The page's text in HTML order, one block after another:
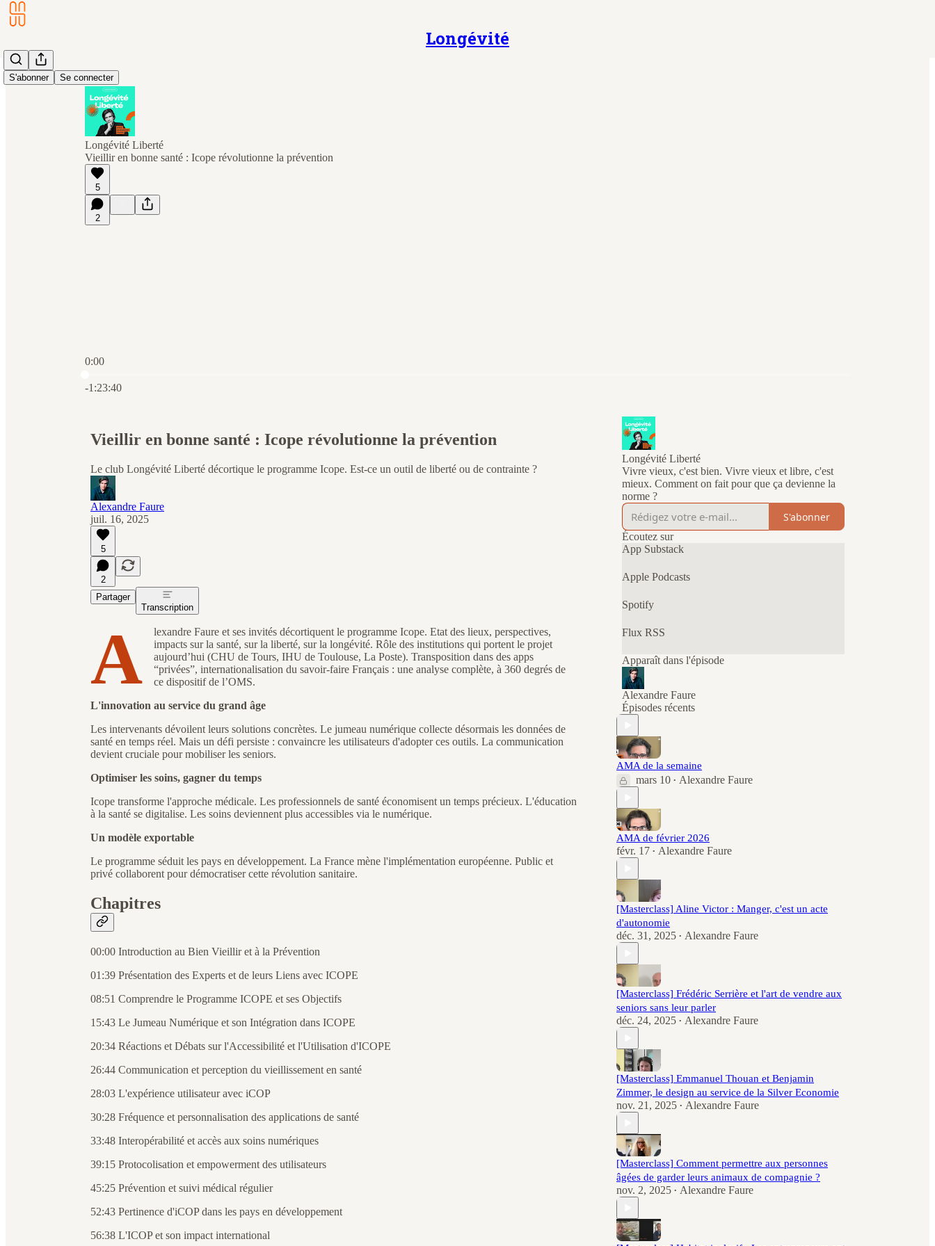
Longévité
S'abonner Se connecter
Longévité Liberté
Vieillir en bonne santé : Icope révolutionne la prévention
5
2
0:00
-1:23:40
Vieillir en bonne santé : Icope révolutionne la prévention
Le club Longévité Liberté décortique le programme Icope. Est-ce un outil de liberté ou de contrainte ?
Alexandre Faure
juil. 16, 2025
5
2
Partager
Transcription
A
lexandre Faure et ses invités décortiquent le programme Icope. Etat des lieux, perspectives,
impacts sur la santé, sur la liberté, sur la longévité. Rôle des institutions qui portent le projet
aujourd’hui (CHU de Tours, IHU de Toulouse, La Poste). Transposition dans des apps
“privées”, internationalisation du savoir-faire Français : une analyse complète, à 360 degrés de
ce dispositif de l’OMS.
L'innovation au service du grand âge
Les intervenants dévoilent leurs solutions concrètes. Le jumeau numérique collecte désormais les données de
santé en temps réel. Mais un défi persiste : convaincre les utilisateurs d'adopter ces outils. La communication
devient cruciale pour mobiliser les seniors.
Optimiser les soins, gagner du temps
Icope transforme l'approche médicale. Les professionnels de santé économisent un temps précieux. L'éducation
à la santé se digitalise. Les soins deviennent plus accessibles via le numérique.
Un modèle exportable
Le programme séduit les pays en développement. La France mène l'implémentation européenne. Public et
privé collaborent pour démocratiser cette révolution sanitaire.
Chapitres
00:00 Introduction au Bien Vieillir et à la Prévention
01:39 Présentation des Experts et de leurs Liens avec ICOPE
08:51 Comprendre le Programme ICOPE et ses Objectifs
15:43 Le Jumeau Numérique et son Intégration dans ICOPE
20:34 Réactions et Débats sur l'Accessibilité et l'Utilisation d'ICOPE
26:44 Communication et perception du vieillissement en santé
28:03 L'expérience utilisateur avec iCOP
30:28 Fréquence et personnalisation des applications de santé
33:48 Interopérabilité et accès aux soins numériques
39:15 Protocolisation et empowerment des utilisateurs
45:25 Prévention et suivi médical régulier
52:43 Pertinence d'iCOP dans les pays en développement
56:38 L'ICOP et son impact international
Longévité Liberté
Vivre vieux, c'est bien. Vivre vieux et libre, c'est
mieux. Comment on fait pour que ça devienne la
norme ?
S'abonner
Écoutez sur
App Substack
Apple Podcasts
Spotify
Flux RSS
Apparaît dans l'épisode
Alexandre Faure
Épisodes récents
AMA de la semaine
mars 10 • Alexandre Faure
AMA de février 2026
févr. 17 • Alexandre Faure
[Masterclass] Aline Victor : Manger, c'est un acte
d'autonomie
déc. 31, 2025 • Alexandre Faure
[Masterclass] Frédéric Serrière et l'art de vendre aux
seniors sans leur parler
déc. 24, 2025 • Alexandre Faure
[Masterclass] Emmanuel Thouan et Benjamin
Zimmer, le design au service de la Silver Economie
nov. 21, 2025 • Alexandre Faure
[Masterclass] Comment permettre aux personnes
âgées de garder leurs animaux de compagnie ?
nov. 2, 2025 • Alexandre Faure